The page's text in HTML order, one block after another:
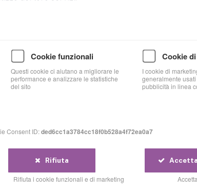
Studio di
edilizia
Cookie funzionali
Questi cookie ci aiutano a migliorare le
performance e analizzare le statistiche
del sito
Cookie
I cookie di
generalmente
pubblicità in linea
Consent ID:ded6cc1a3784cc18f0b528a4f72ea0a7
Rifiuta
Rifiuta i cookie funzionali e di marketing